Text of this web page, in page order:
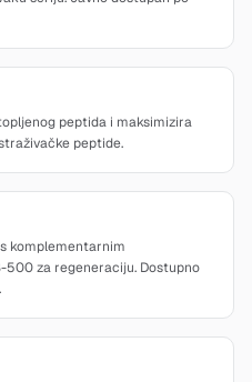
peptida i maksimizira
peptide.
komplementarnim
500 za regeneraciju. Dostupno